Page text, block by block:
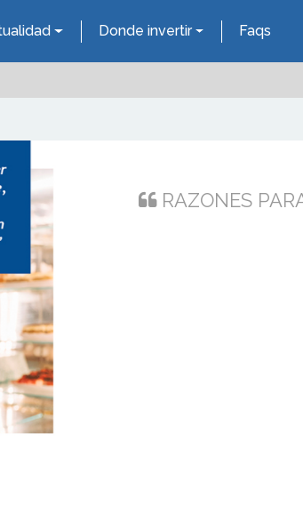
Donde invertir Faqs
RAZONES